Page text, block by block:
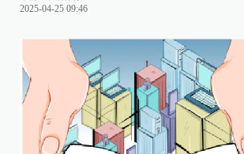
2025-04-25 09:46